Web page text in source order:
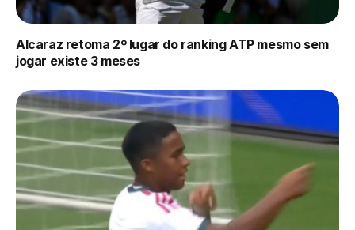
Alcaraz retoma 2º lugar do ranking ATP mesmo sem
jogar existe 3 meses